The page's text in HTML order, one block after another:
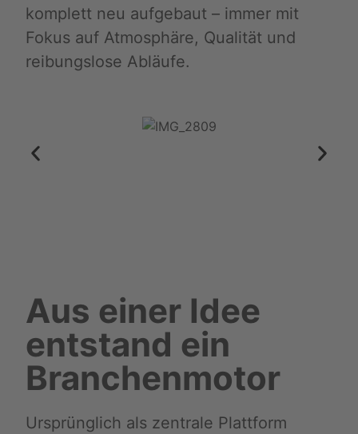
komplett neu aufgebaut – immer mit
Fokus auf Atmosphäre, Qualität und
reibungslose Abläufe.
Aus einer Idee
entstand ein
Branchenmotor
Ursprünglich als zentrale Plattform